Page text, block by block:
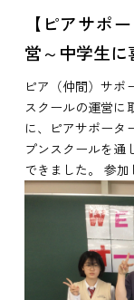
【ピアサポ
営～中学生に
ピア（仲間）サポ
スクールの運営に
に、ピアサポータ
プンスクールを通
できました。 参加